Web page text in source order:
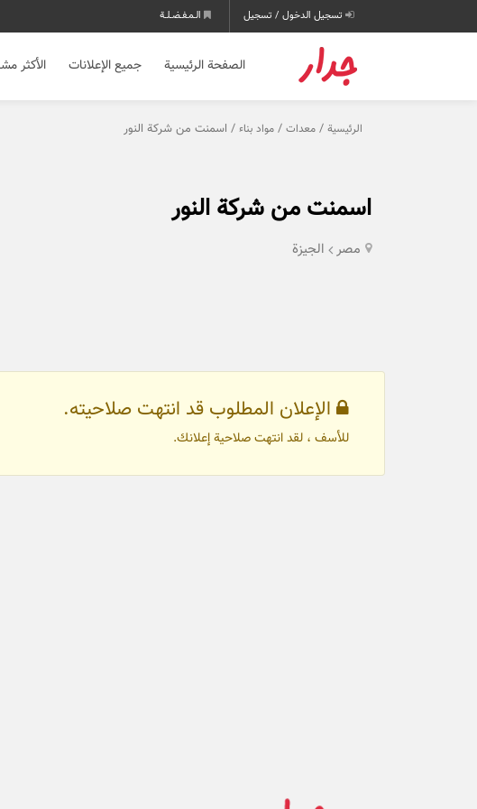
تسجيل الدخول / تسجيل الـمـفـضـلـة
الصفحة الرئيسية جميع الإعلانات الأكثر
الرئيسية / معدات / مواد بناء / اسمنت من شركة النور
اسمنت من شركة النور
مصر الجيزة
الإعلان المطلوب قد انتهت صلاحيته.
للأسف ، لقد انتهت صلاحية إعلانك.